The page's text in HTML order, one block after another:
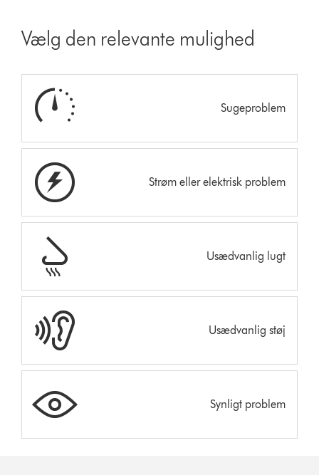
Vælg den relevante mulighed
Sugeproblem
Strøm eller elektrisk problem
Usædvanlig lugt
Usædvanlig støj
Synligt problem